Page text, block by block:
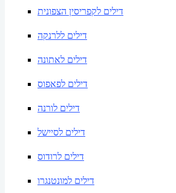
דילים לקפריסין הצפונית
דילים ללרנקה
דילים לאתונה
דילים לפאפוס
דילים לורנה
דילים לסיישל
דילים לרודוס
דילים למונטנגרו